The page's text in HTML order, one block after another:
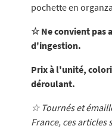
pochette en
☆ Ne convient pas
d'ingestion.
Prix à l'unité,
déroulant.
☆ Tournés et
France, ces